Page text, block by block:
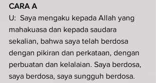
CARA A
U:  Saya mengaku kepada Allah yang
mahakuasa dan kepada saudara
sekalian, bahwa saya telah berdosa
dengan pikiran dan perkataan, dengan
perbuatan dan kelalaian. Saya berdosa,
saya berdosa, saya sungguh berdosa.